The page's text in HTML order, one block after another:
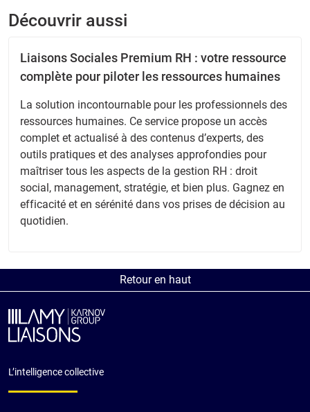
Découvrir aussi
Liaisons Sociales Premium RH : votre ressource
complète pour piloter les ressources humaines
La solution incontournable pour les professionnels des
ressources humaines. Ce service propose un accès
complet et actualisé à des contenus d’experts, des
outils pratiques et des analyses approfondies pour
maîtriser tous les aspects de la gestion RH : droit
social, management, stratégie, et bien plus. Gagnez en
efficacité et en sérénité dans vos prises de décision au
quotidien.
Retour en haut
L’intelligence collective